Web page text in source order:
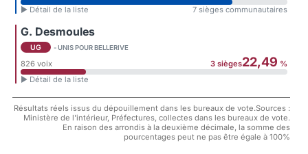
► Détail de la liste
7 sièges communautaires
G. Desmoules
UG - UNIS POUR BELLERIVE
826 voix 3 sièges22,49 %
► Détail de la liste
Résultats réels issus du dépouillement dans les bureaux de vote.Sources :
Ministère de l'intérieur, Préfectures, collectes dans les bureaux de vote.
En raison des arrondis à la deuxième décimale, la somme des
pourcentages peut ne pas être égale à 100%